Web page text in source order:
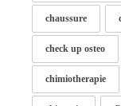
chaussure
check up osteo
chimiotherapie